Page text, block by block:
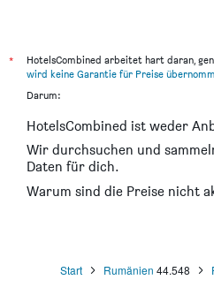
*
HotelsCombined arbeitet hart daran,
wird keine Garantie für Preise
Darum:
HotelsCombined ist weder
Wir durchsuchen und
Daten für dich.
Warum sind die Preise nicht
Start Rumänien 44.548